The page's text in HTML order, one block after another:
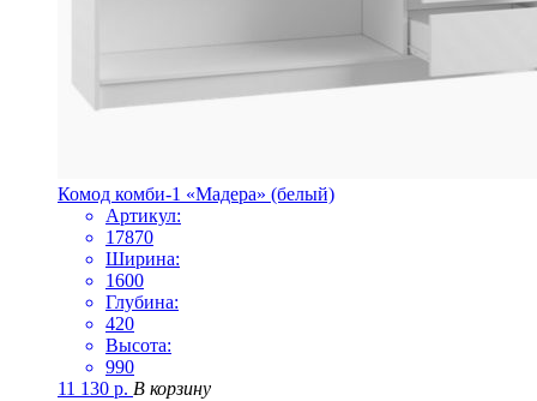
Комод комби-1 «Мадера» (белый)
Артикул:
17870
Ширина:
1600
Глубина:
420
Высота:
990
11 130 р. В корзину